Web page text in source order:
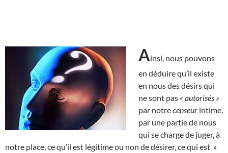
Ainsi, nous pouvons
en déduire qu’il existe
en nous des désirs qui
ne sont pas « autorisés »
par notrecenseur intime,
par une partie de nous
qui se charge de juger, à
notre place, ce qu’il est légitime ou non de désirer, ce qui est »